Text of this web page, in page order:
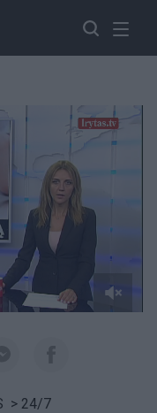
> 24/7